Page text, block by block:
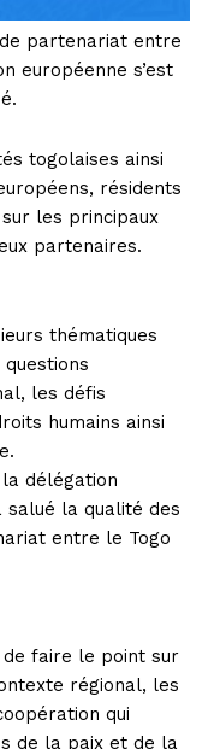
partenariat entre
européenne s’est
togolaises ainsi
résidents
les principaux
partenaires.
thématiques
les défis
humains ainsi
la délégation
salué la qualité des
entre le Togo
de faire le point sur
régional, les
qui
de la paix et de la